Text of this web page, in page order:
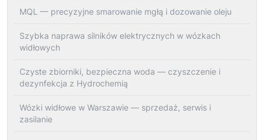
MQL — precyzyjne smarowanie mgłą i dozowanie oleju
Szybka naprawa silników elektrycznych w wózkach
widłowych
Czyste zbiorniki, bezpieczna woda — czyszczenie i
dezynfekcja z Hydrochemią
Wózki widłowe w Warszawie — sprzedaż, serwis i
zasilanie